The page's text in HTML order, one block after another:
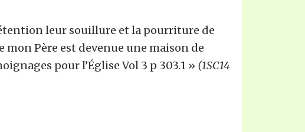
leur souillure et la pourriture de
Père est devenue une maison de
pour l’Église Vol 3 p 303.1 » (1SC14